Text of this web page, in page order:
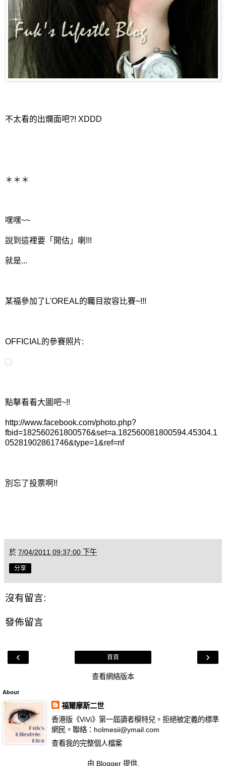
不太看的出爛面吧?! XDDD
＊＊＊
嘿嘿~~
說到這裡要「開估」喇!!!
就是...
某福參加了L'OREAL的矚目妝容比賽~!!!
OFFICIAL的參賽照片:
點擊看看大圖吧~!!
http://www.facebook.com/photo.php?
fbid=182560261800576&set=a.182560081800594.45304.1
05281902861746&type=1&ref=nf
別忘了投票啊!!
於 7/04/2011 09:37:00 下午
分享
沒有留言:
發佈留言
‹ ›
首頁
查看網絡版本
About
福爾摩斯二世
香港版《ViVi》第一屆讀者模特兒。拒絕被定義的標準
網民。聯絡：holmesii@ymail.com
查看我的完整個人檔案
由 Blogger提供.